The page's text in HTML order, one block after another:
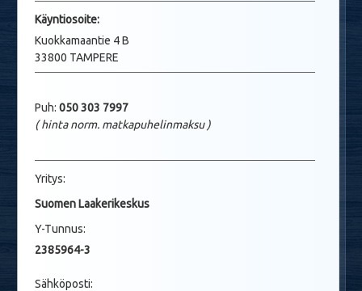
Käyntiosoite:
Kuokkamaantie 4 B
33800 TAMPERE
Puh: 050 303 7997
( hinta norm. matkapuhelinmaksu )
Yritys:
Suomen Laakerikeskus
Y-Tunnus:
2385964-3
Sähköposti: